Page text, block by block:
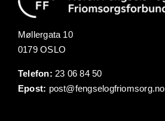
Møllergata 10
0179 OSLO
Telefon: 23 06 84 50
Epost: post@fengselogfriomsorg.no